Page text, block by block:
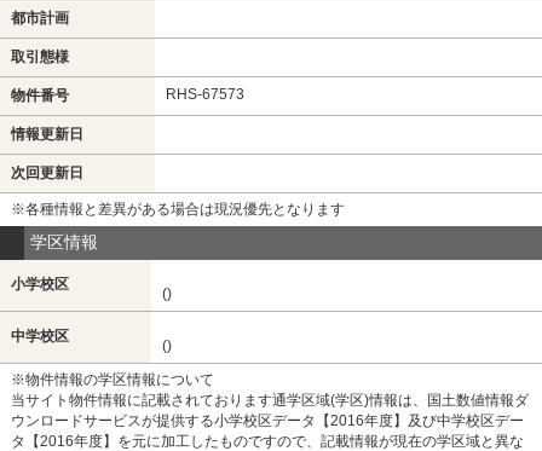
都市計画
取引態様
物件番号 RHS-67573
情報更新日
次回更新日
※各種情報と差異がある場合は現況優先となります
学区情報
小学校区
()
中学校区
()
※物件情報の学区情報について
当サイト物件情報に記載されております通学区域(学区)情報は、国土数値情報ダ
ウンロードサービスが提供する小学校区データ【2016年度】及び中学校区デー
タ【2016年度】を元に加工したものですので、記載情報が現在の学区域と異な